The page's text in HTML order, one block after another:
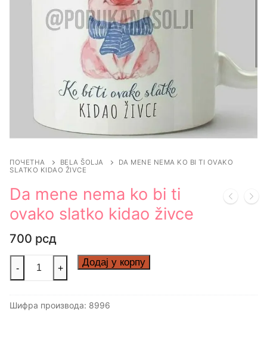
ПОЧЕТНА BELA ŠOLJA
DA MENE NEMA KO BI TI OVAKO
SLATKO KIDAO ŽIVCE
Da mene nema ko bi ti
ovako slatko kidao živce
700 рсд
mene
ko
- + Додај у корпу
Шифра производа: 8996